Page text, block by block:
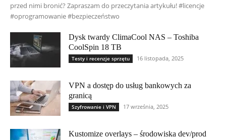
przed nimi bronić? Zapraszam do przeczytania artykułu! #licencje
#oprogramowanie #bezpieczeństwo
Dysk twardy ClimaCool NAS – Toshiba
CoolSpin 18 TB
Testy i recenzje sprzętu 16 listopada, 2025
VPN a dostęp do usług bankowych za
granicą
Szyfrowanie i VPN 17 września, 2025
Kustomize overlays – środowiska dev/prod